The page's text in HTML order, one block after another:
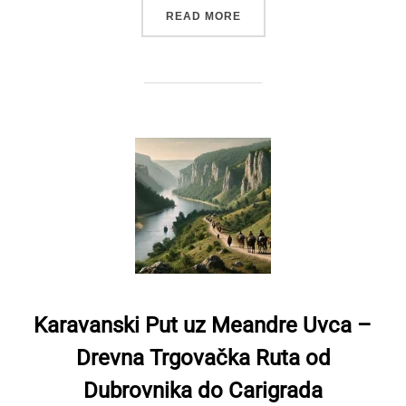
READ MORE“KARAVANSKI PUT UZ
Karavanski Put uz Meandre Uvca –
Drevna Trgovačka Ruta od
Dubrovnika do Carigrada